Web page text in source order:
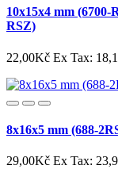
10x15x4 mm
RSZ)
22,00Kč Ex Tax:
8x16x5 mm (688-
29,00Kč Ex Tax: